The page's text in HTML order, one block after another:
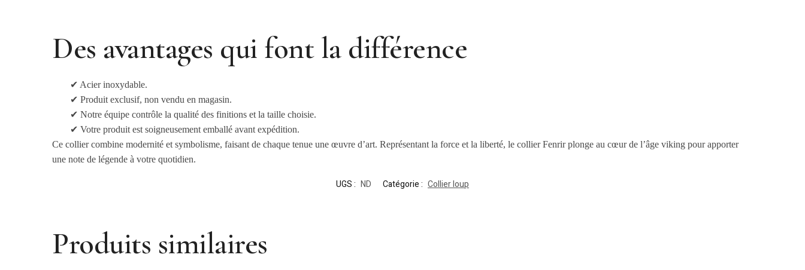
Des avantages qui font la différence
✔ Acier inoxydable.
✔ Produit exclusif, non vendu en magasin.
✔ Notre équipe contrôle la qualité des finitions et la taille choisie.
✔ Votre produit est soigneusement emballé avant expédition.
Ce collier combine modernité et symbolisme, faisant de chaque tenue une œuvre d’art. Représentant la force et la liberté, le collier Fenrir plonge au cœur de l’âge viking pour apporter
une note de légende à votre quotidien.
UGS : ND Catégorie : Collier loup
Produits similaires